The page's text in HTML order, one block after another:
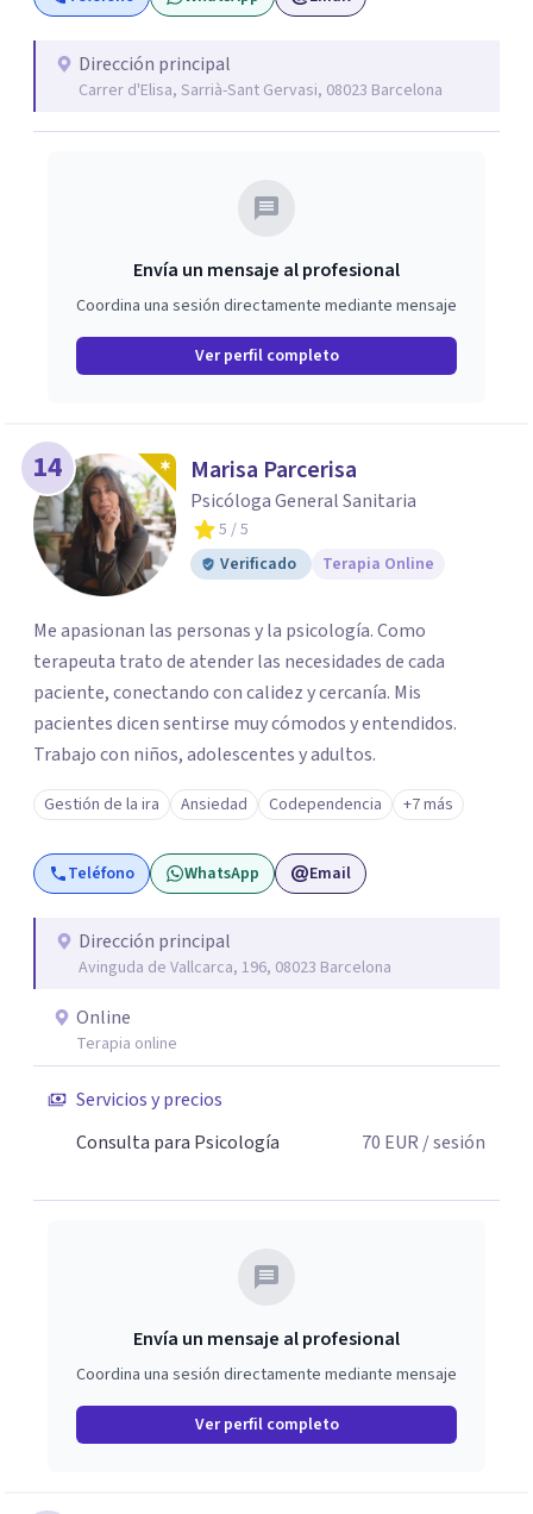
profesional.
Dirección principal
Carrer d'Elisa, Sarrià-Sant Gervasi, 08023 Barcelona
Envía un mensaje al profesional
Coordina una sesión directamente mediante mensaje
Ver perfil completo
14 Marisa Parcerisa
Psicóloga General Sanitaria
5 / 5
Verificado
Terapia Online
Me apasionan las personas y la psicología. Como
terapeuta trato de atender las necesidades de cada
paciente, conectando con calidez y cercanía. Mis
pacientes dicen sentirse muy cómodos y entendidos.
Trabajo con niños, adolescentes y adultos.
Gestión de la ira Ansiedad Codependencia +7 más
Teléfono WhatsApp Email
Dirección principal
Avinguda de Vallcarca, 196, 08023 Barcelona
Online
Terapia online
Servicios y precios
Consulta para Psicología
70 EUR / sesión
Envía un mensaje al profesional
Coordina una sesión directamente mediante mensaje
Ver perfil completo